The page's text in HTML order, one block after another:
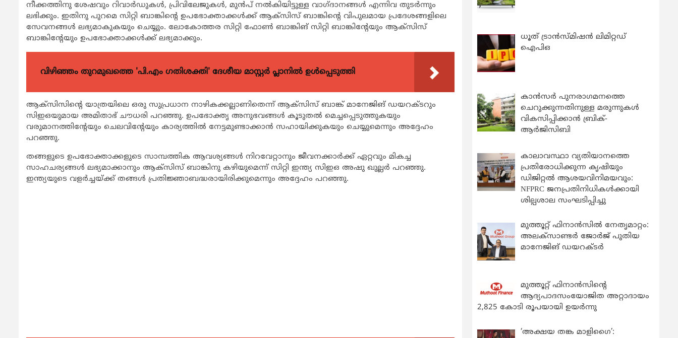
നീക്കത്തിനു ശേഷവും റിവാര്‍ഡുകള്‍, പ്രിവിലേജുകള്‍, മുന്‍പ് നല്‍കിയിട്ടുള്ള വാഗ്ദാനങ്ങള്‍ എന്നിവ തുടര്‍ന്നും
ലഭിക്കും. ഇതിനു പുറമെ സിറ്റി ബാങ്കിന്‍റെ ഉപഭോക്താക്കള്‍ക്ക് ആക്സിസ് ബാങ്കിന്‍റെ വിപുലമായ പ്രദേശങ്ങളിലെ
സേവനങ്ങള്‍ ലഭ്യമാകുകയും ചെയ്യും. ലോകോത്തര സിറ്റി ഫോണ്‍ ബാങ്കിങ് സിറ്റി ബാങ്കിന്‍റേയും ആക്സിസ്
ബാങ്കിന്‍റേയും ഉപഭോക്താക്കള്‍ക്ക് ലഭ്യമാക്കും.
വിഴിഞ്ഞം തുറമുഖത്തെ 'പി.എം ഗതിശക്തി' ദേശീയ മാസ്റ്റർ പ്ലാനിൽ ഉൾപ്പെടുത്തി
ആക്സിസിന്‍റെ യാത്രയിലെ ഒരു സുപ്രധാന നാഴികക്കല്ലാണിതെന്ന് ആക്സിസ് ബാങ്ക് മാനേജിങ് ഡയറക്ടറും
സിഇഒയുമായ അമിതാഭ് ചൗധരി പറഞ്ഞു. ഉപഭോക്തൃ അനുഭവങ്ങള്‍ കൂടുതല്‍ മെച്ചപ്പെടുത്തുകയും
വരുമാനത്തിന്‍റേയും ചെലവിന്‍റേയും കാര്യത്തില്‍ നേട്ടമുണ്ടാക്കാന്‍ സഹായിക്കുകയും ചെയ്യുമെന്നും അദ്ദേഹം
പറഞ്ഞു.
തങ്ങളുടെ ഉപഭോക്താക്കളുടെ സാമ്പത്തിക ആവശ്യങ്ങള്‍ നിറവേറ്റാനും ജീവനക്കാര്‍ക്ക് ഏറ്റവും മികച്ച
സാഹചര്യങ്ങള്‍ ലഭ്യമാക്കാനും ആക്സിസ് ബാങ്കിനു കഴിയുമെന്ന് സിറ്റി ഇന്ത്യ സിഇഒ അഷു ഖുല്ലര്‍ പറഞ്ഞു.
ഇന്ത്യയുടെ വളര്‍ച്ചയ്ക്ക് തങ്ങള്‍ പ്രതിജ്ഞാബദ്ധരായിരിക്കുമെന്നും അദ്ദേഹം പറഞ്ഞു.
ധൂത് ട്രാൻസ്മിഷൻ ലിമിറ്റഡ്
ഐപിഒ
കാന്‍സര്‍ പുനരാഗമനത്തെ
ചെറുക്കുന്നതിനുള്ള മരുന്നുകള്‍
വികസിപ്പിക്കാന്‍ ബ്രിക്-
ആര്‍ജിസിബി
കാലാവസ്ഥാ വ്യതിയാനത്തെ
പ്രതിരോധിക്കുന്ന കൃഷിയും
ഡിജിറ്റൽ ആശയവിനിമയവും:
NFPRC ജനപ്രതിനിധികൾക്കായി
ശില്പശാല സംഘടിപ്പിച്ചു
മുത്തൂറ്റ് ഫിനാൻസിൽ നേതൃമാറ്റം:
അലക്സാണ്ടർ ജോർജ് പുതിയ
മാനേജിങ് ഡയറക്ടർ
മുത്തൂറ്റ് ഫിനാൻസിന്റെ
ആദ്യപാദസംയോജിത അറ്റാദായം
2,825 കോടി രൂപയായി ഉയർന്നു
‘അക്ഷയ തങ്ക മാളിഗൈ’: